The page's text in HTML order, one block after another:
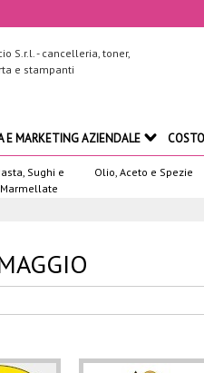
E MARKETING AZIENDALE
Sughi e
Marmellate
Olio, Aceto e Spezie